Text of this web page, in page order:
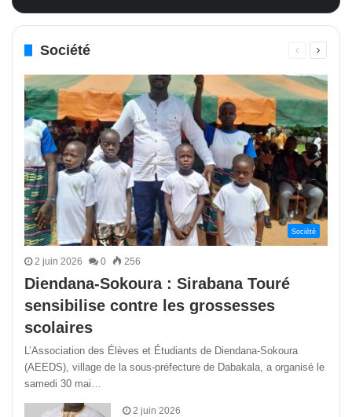
Société
PagePage
Société
2 juin 2026 0 256
Diendana-Sokoura : Sirabana Touré
sensibilise contre les grossesses
scolaires
L’Association des Élèves et Étudiants de Diendana-Sokoura
(AEEDS), village de la sous-préfecture de Dabakala, a organisé le
samedi 30 mai…
2 juin 2026